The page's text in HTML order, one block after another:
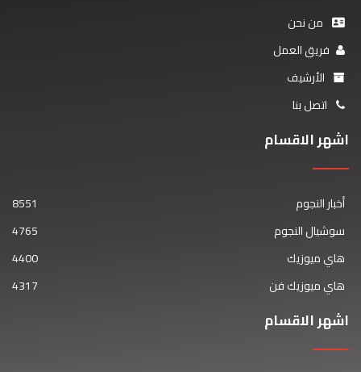
من نحن
فريق العمل
الأرشيف
اتصل بنا
اشهر الاقسام
أخبار النجوم
8551
سوشيال النجوم
4765
هاي ميوزيك
4400
هاي ميوزيك فن
4317
اشهر الاقسام